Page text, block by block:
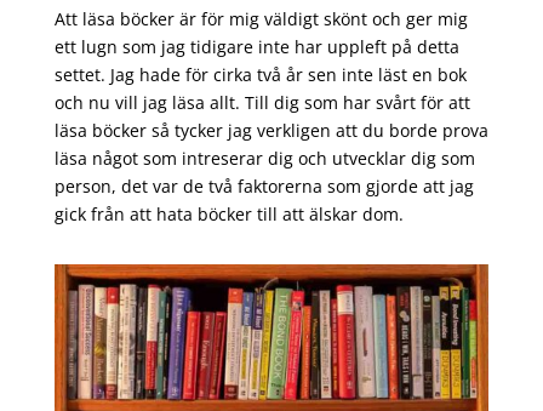
Att läsa böcker är för mig väldigt skönt och ger mig
ett lugn som jag tidigare inte har uppleft på detta
settet. Jag hade för cirka två år sen inte läst en bok
och nu vill jag läsa allt. Till dig som har svårt för att
läsa böcker så tycker jag verkligen att du borde prova
läsa något som intreserar dig och utvecklar dig som
person, det var de två faktorerna som gjorde att jag
gick från att hata böcker till att älskar dom.